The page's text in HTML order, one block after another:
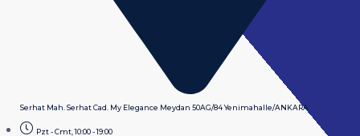
Serhat Mah. Serhat Cad. My Elegance Meydan 50AG/84 Yenimahalle/ANKARA
Pzt - Cmt, 10:00 - 19:00